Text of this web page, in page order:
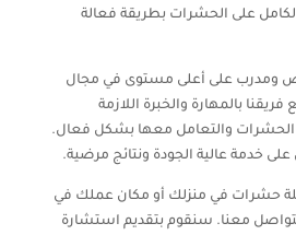
على الحشرات بطريقة فعالة
ومدرب على أعلى مستوى في مجال
بالمهارة والخبرة اللازمة
الحشرات والتعامل معها بشكل فعال.
خدمة عالية الجودة ونتائج مرضية.
حشرات في منزلك أو مكان عملك في
معنا. سنقوم بتقديم استشارة